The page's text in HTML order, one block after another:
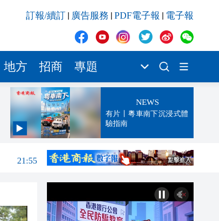
訂報/續訂 廣告服務 PDF電子報 電子報
地方 招商 專題
NEWS
有片丨粵車南下沉浸式體
驗指南
22:15
21:55
20:52